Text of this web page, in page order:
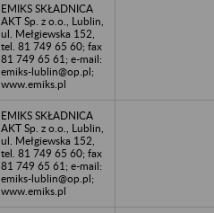
EMIKS SKŁADNICA
AKT Sp. z o.o., Lublin,
ul. Mełgiewska 152,
tel. 81 749 65 60; fax
81 749 65 61; e-mail:
emiks-lublin@op.pl;
www.emiks.pl
EMIKS SKŁADNICA
AKT Sp. z o.o., Lublin,
ul. Mełgiewska 152,
tel. 81 749 65 60; fax
81 749 65 61; e-mail:
emiks-lublin@op.pl;
www.emiks.pl